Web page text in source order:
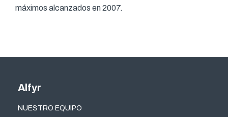
máximos alcanzados en 2007.
Alfyr
NUESTRO EQUIPO